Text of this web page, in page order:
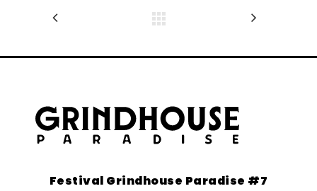
Festival Grindhouse Paradise #7